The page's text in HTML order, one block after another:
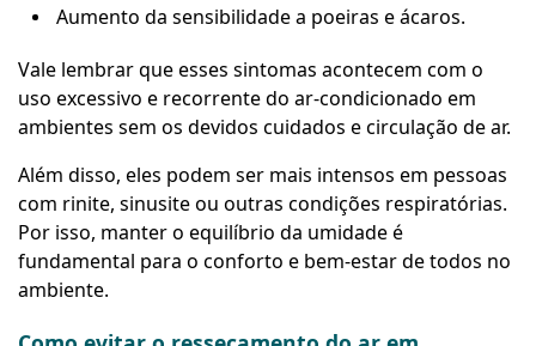
Aumento da sensibilidade a poeiras e ácaros.
Vale lembrar que esses sintomas acontecem com o
uso excessivo e recorrente do ar-condicionado em
ambientes sem os devidos cuidados e circulação de ar.
Além disso, eles podem ser mais intensos em pessoas
com rinite, sinusite ou outras condições respiratórias.
Por isso, manter o equilíbrio da umidade é
fundamental para o conforto e bem-estar de todos no
ambiente.